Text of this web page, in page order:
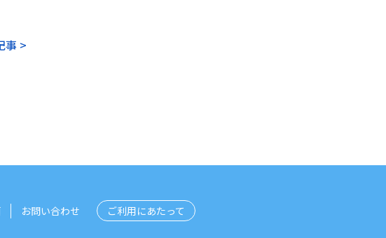
事 >
お問い合わせ ご利用にあたって